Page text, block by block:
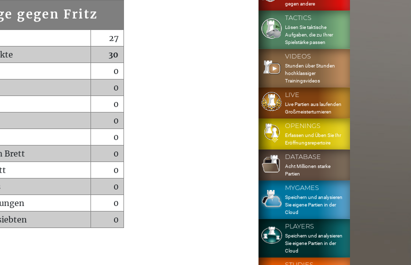
gegen Fritz
27
30
0
0
0
0
0
Brett
0
0
0
0
0
gegen andere
TACTICS
Lösen Sie taktische
Aufgaben, die zu Ihrer
Spielstärke passen
VIDEOS
Stunden über Stunden
hochklassiger
Trainingsvideos
LIVE
Live Partien aus laufenden
Großmeisterturnieren
OPENINGS
Erfassen und Üben Sie Ihr
Eröffnungsrepertoire
DATABASE
Acht Millionen starke
Partien
MYGAMES
Speichern und analysieren
Sie eigene Partien in der
Cloud
PLAYERS
Speichern und analysieren
Sie eigene Partien in der
Cloud